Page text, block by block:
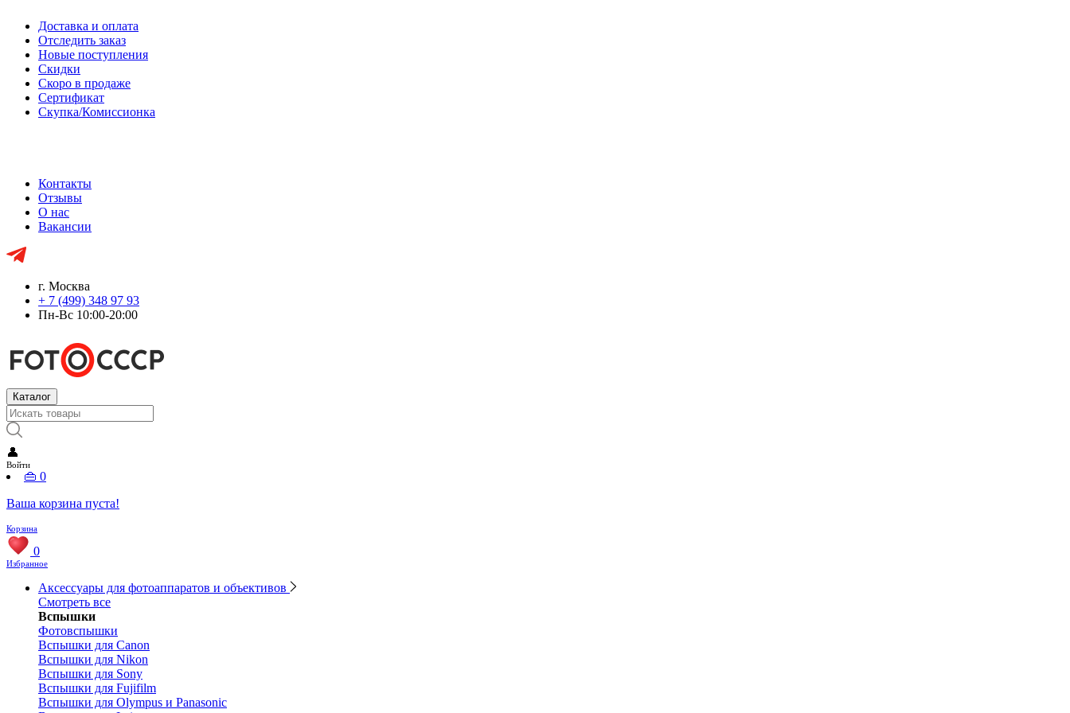
Доставка и оплата
Отследить заказ
Новые поступления
Скидки
Скоро в продаже
Сертификат
Скупка/Комиссионка
Контакты
Отзывы
О нас
Вакансии
г. Москва
+ 7 (499) 348 97 93
Пн-Вс 10:00-20:00
Каталог
👤
Войти
👜 0
Ваша корзина пуста!
Корзина
0
Избранное
Аксессуары для фотоаппаратов и объективов
Смотреть все
Вспышки
Фотовспышки
Вспышки для Canon
Вспышки для Nikon
Вспышки для Sony
Вспышки для Fujifilm
Вспышки для Olympus и Panasonic